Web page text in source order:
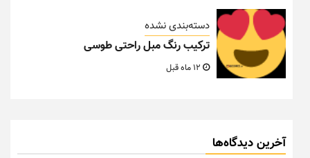
دسته‌بندی نشده
ترکیب رنگ مبل راحتی طوسی
آخرین دیدگاه‌ها